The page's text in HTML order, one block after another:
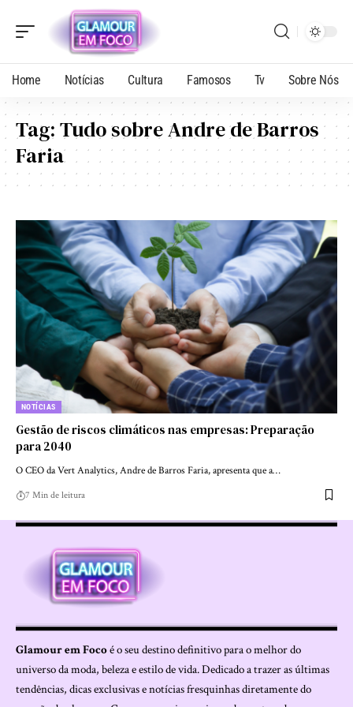
Home Notícias Cultura Famosos Tv Sobre Nós
Tag:Tudo sobre Andre de Barros
Faria
NOTÍCIAS
Gestão de riscos climáticos nas empresas: Preparação
para 2040
O CEO da Vert Analytics, Andre de Barros Faria, apresenta que a…
7 Min de leitura
Glamour em Focoé o seu destino definitivo para o melhor do
universo da moda, beleza e estilo de vida. Dedicado a trazer as últimas
tendências, dicas exclusivas e notícias fresquinhas diretamente do